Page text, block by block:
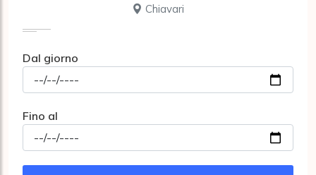
Chiavari
Dal giorno
Fino al